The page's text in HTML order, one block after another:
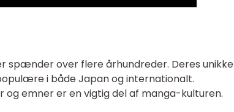
spænder over flere århundreder. Deres unikke
i både Japan og internationalt.
emner er en vigtig del af manga-kulturen.